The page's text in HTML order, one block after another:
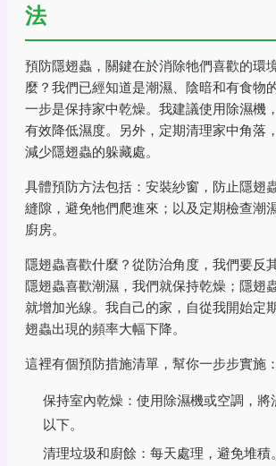
法
預防隱翅蟲，關鍵在於消除牠們喜歡的環
麼？我們已經知道是潮濕、陰暗和有食物
一步是保持家中乾燥。我建議使用除濕機
有效降低濕度。另外，定期清理家中角落
減少隱翅蟲的躲藏處。
具體預防方法包括：安裝紗窗，防止隱翅
縫隙，避免牠們爬進來；以及定期檢查潮
廚房。
隱翅蟲喜歡什麼？從防治角度，我們要反
隱翅蟲喜歡潮濕，我們就保持乾燥；隱翅
就增加光線。我自己的家，自從我開始定
翅蟲出現的頻率大幅下降。
這裡有個預防措施清單，幫你一步步實施：
保持室內乾燥：使用除濕機或空調，將
以下。
清理垃圾和廚餘：每天處理，避免堆積。